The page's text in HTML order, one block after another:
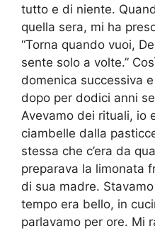
tutto e di niente.
quella sera, mi ha
“Torna quando vuoi,
sente solo a volte.”
domenica successiva
dopo per dodici anni
Avevamo dei rituali, io
ciambelle dalla
stessa che c’era da
preparava la limonata
di sua madre.
tempo era bello, in
parlavamo per ore. Mi